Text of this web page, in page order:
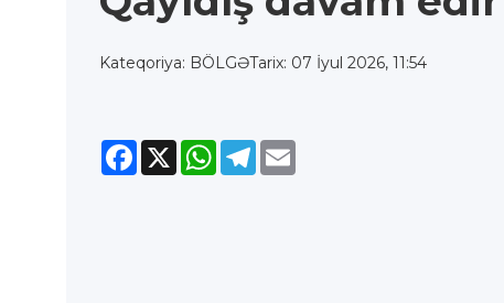
Kateqoriya: BÖLGƏTarix: 07 İyul 2026, 11:54
Facebook
X WhatsApp
Telegram